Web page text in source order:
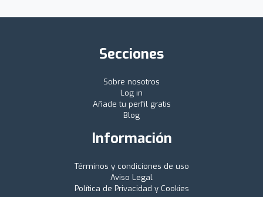
Secciones
Sobre nosotros
Log in
Añade tu perfil gratis
Blog
Información
Términos y condiciones de uso
Aviso Legal
Política de Privacidad y Cookies